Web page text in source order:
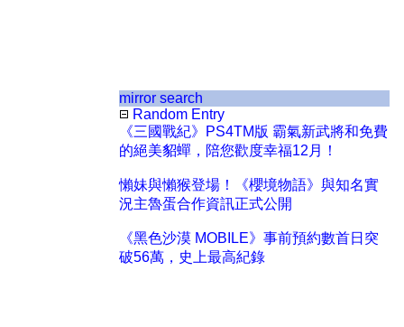
mirror search
Random Entry
《三國戰紀》PS4TM版 霸氣新武將和免費
的絕美貂蟬，陪您歡度幸福12月！
懶妹與懶猴登場！《櫻境物語》與知名實
況主魯蛋合作資訊正式公開
《黑色沙漠 MOBILE》事前預約數首日突
破56萬，史上最高紀錄